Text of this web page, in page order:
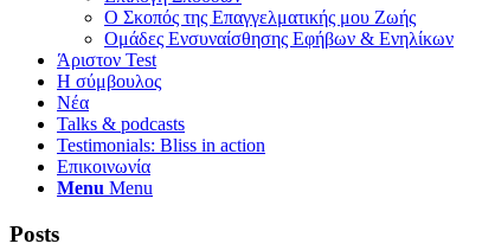
Ο Σκοπός της Επαγγελματικής μου Ζωής
Ομάδες Ενσυναίσθησης Εφήβων & Ενηλίκων
Άριστον Test
Η σύμβουλος
Νέα
Talks & podcasts
Testimonials: Bliss in action
Επικοινωνία
Menu Menu
Posts